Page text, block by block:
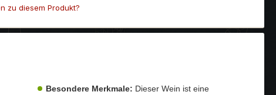
zu diesem Produkt?
Besondere Merkmale: Dieser Wein ist eine